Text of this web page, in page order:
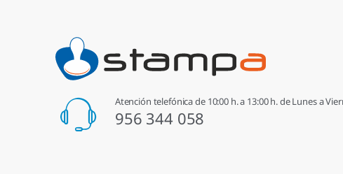
Atención telefónica de 10:00 h. a 13:00 h. de Lunes a
956 344 058